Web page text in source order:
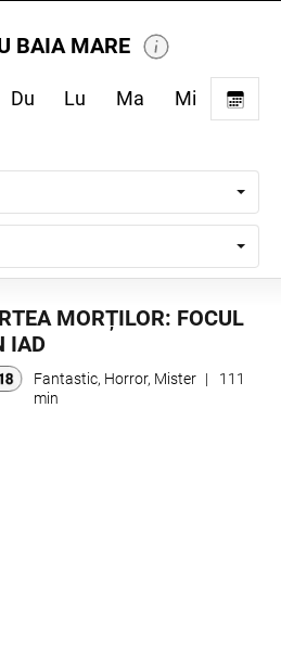
BAIA MARE
Du Lu Ma Mi
MORȚILOR: FOCUL
IAD
Fantastic, Horror, Mister |
111
min